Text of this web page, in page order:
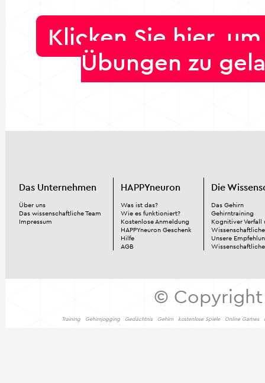
Klicken Sie hier,
Übungen zu
Das Unternehmen
Über uns
Das wissenschaftliche Team
Impressum
HAPPYneuron
Was ist das?
Wie es funktioniert?
Kostenlose Anmeldung
HAPPYneuron Geschenk
Hilfe
AGB
Die
Das Gehirn
Gehirntraining
Kognitiver Verfall
Unsere
© Copyright
Training Gehirnjogging Gedächtnis Gehirn kostenlose Spiele Online Games